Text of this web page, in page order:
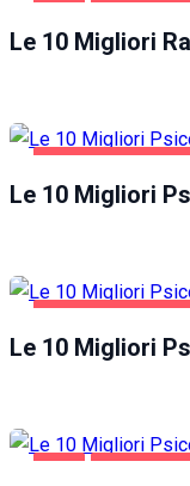
Le 10 Migliori
Le 10 Migliori
Le 10 Migliori